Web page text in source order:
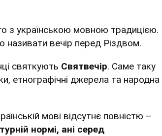
з українською мовною традицією.
називати вечір перед Різдвом.
святкують Святвечір. Саме таку
етнографічні джерела та народна
мові відсутнє повністю –
нормі, ані серед